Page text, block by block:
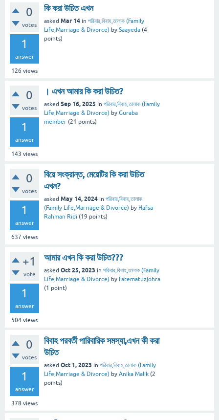
0
votes
1
answer
126 views
কি করা উচিত এখন
asked Mar 14 in পরিবার,বিবাহ,তালাক (Family
Life,Marriage & Divorce) by Saayeda (4
points)
0
votes
1
answer
143 views
। এখন আমার কি করা উচিত?
asked Sep 16, 2025 in পরিবার,বিবাহ,তালাক (Family
Life,Marriage & Divorce) by Guraba
member (21 points)
0
votes
1
answer
637 views
বিয়ে সংক্রান্ত, মেয়েটির কি করা উচিত
এখন?
asked May 14, 2024 in পরিবার,বিবাহ,তালাক
(Family Life,Marriage & Divorce) by Hafsa
Rahman Ridi (19 points)
+1
vote
1
answer
504 views
আমার এখন কি করা উচিত???
asked Oct 25, 2023 in পরিবার,বিবাহ,তালাক (Family
Life,Marriage & Divorce) by Fatematuzjohra
(1 point)
0
votes
1
answer
378 views
বিবাহ পরবর্তী পারিবারিক সমস্যা,এখন কী করা
উচিত
asked Oct 1, 2023 in পরিবার,বিবাহ,তালাক (Family
Life,Marriage & Divorce) by Anika Malik (2
points)